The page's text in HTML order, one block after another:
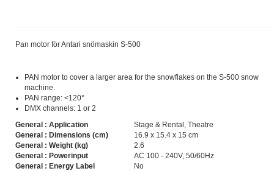
Pan motor för Antari snömaskin S-500
PAN motor to cover a larger area for the snowflakes on the S-500 snow
machine.
PAN range: <120°
DMX channels: 1 or 2
General : Application
Stage & Rental, Theatre
General : Dimensions (cm)
16.9 x 15.4 x 15 cm
General : Weight (kg)
2.6
General : Powerinput
AC 100 - 240V, 50/60Hz
General : Energy Label
No